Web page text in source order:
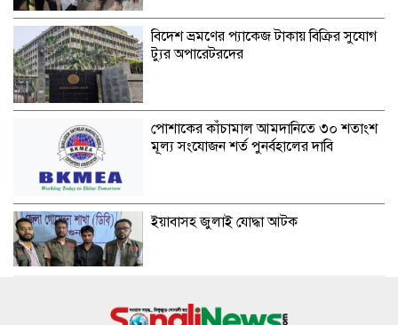
বিদেশ ভ্রমণের প্যাকেজ টাকায় বিক্রির সুযোগ
ট্যুর অপারেটরদের
পোশাকের কাঁচামাল আমদানিতে ৩০ শতাংশ
মূল্য সংযোজন শর্ত পুনর্বহালের দাবি
ইয়াবাসহ জুলাই যোদ্ধা আটক
হাম উপসর্গে প্রাণ গেল আরও ৬ শিশুর